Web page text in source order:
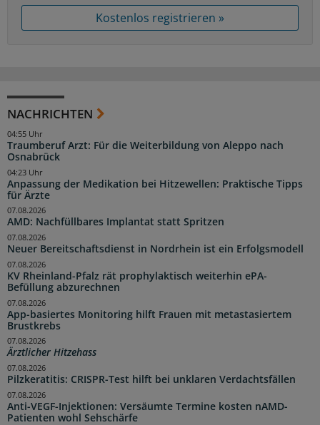
Kostenlos registrieren »
NACHRICHTEN
Traumberuf Arzt: Für die Weiterbildung von Aleppo nach
Osnabrück
04:55 Uhr
Anpassung der Medikation bei Hitzewellen: Praktische Tipps
für Ärzte
04:23 Uhr
AMD: Nachfüllbares Implantat statt Spritzen
07.08.2026
Neuer Bereitschaftsdienst in Nordrhein ist ein Erfolgsmodell
07.08.2026
KV Rheinland-Pfalz rät prophylaktisch weiterhin ePA-
Befüllung abzurechnen
07.08.2026
App-basiertes Monitoring hilft Frauen mit metastasiertem
Brustkrebs
07.08.2026
Ärztlicher Hitzehass
07.08.2026
Pilzkeratitis: CRISPR-Test hilft bei unklaren Verdachtsfällen
07.08.2026
Anti-VEGF-Injektionen: Versäumte Termine kosten nAMD-
Patienten wohl Sehschärfe
07.08.2026